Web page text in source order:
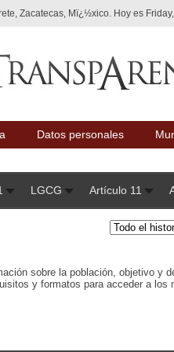
Zacatecas, Mï¿½xico. Hoy es
Datos personales
LGCG Artículo 11
sobre la población, objetivo y
y formatos para acceder a los